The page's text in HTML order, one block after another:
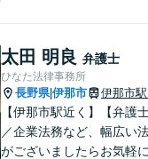
太田 明良 弁護士
ひなた法律事務所
長野県|伊那市 伊那市駅
【伊那市駅近く】【弁
／企業法務など、幅広い
がございましたらお気軽